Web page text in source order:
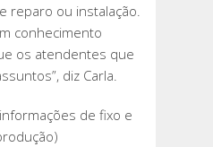
reparo ou instalação.
conhecimento
os atendentes que
diz Carla.
de fixo e